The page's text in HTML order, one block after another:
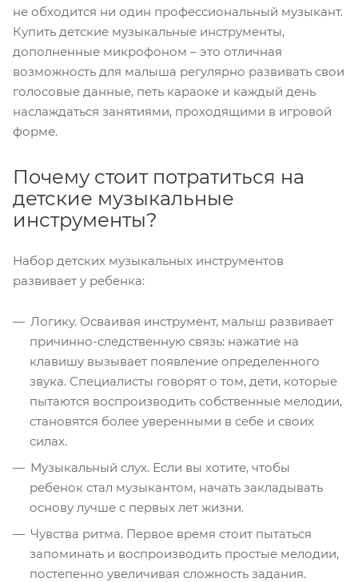
не обходится ни один профессиональный музыкант.
Купить детские музыкальные инструменты,
дополненные микрофоном – это отличная
возможность для малыша регулярно развивать свои
голосовые данные, петь караоке и каждый день
наслаждаться занятиями, проходящими в игровой
форме.
Почему стоит потратиться на
детские музыкальные
инструменты?
Набор детских музыкальных инструментов
развивает у ребенка:
Логику. Осваивая инструмент, малыш развивает
причинно-следственную связь: нажатие на
клавишу вызывает появление определенного
звука. Специалисты говорят о том, дети, которые
пытаются воспроизводить собственные мелодии,
становятся более уверенными в себе и своих
силах.
Музыкальный слух. Если вы хотите, чтобы
ребенок стал музыкантом, начать закладывать
основу лучше с первых лет жизни.
Чувства ритма. Первое время стоит пытаться
запоминать и воспроизводить простые мелодии,
постепенно увеличивая сложность задания.